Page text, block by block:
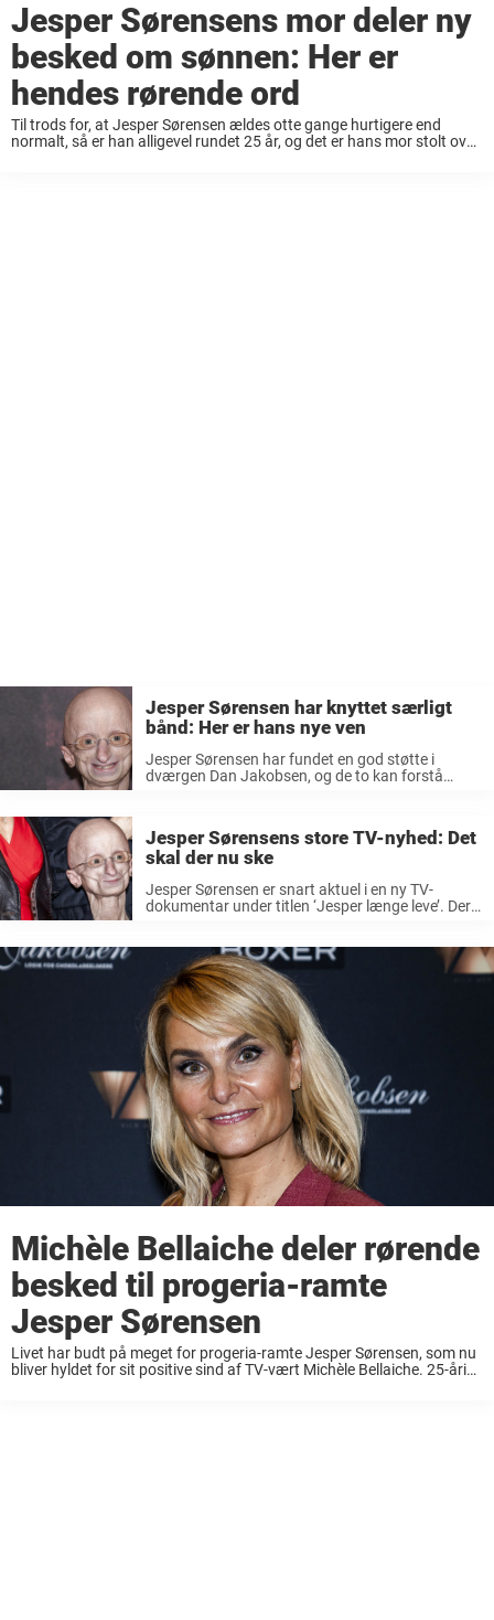
Jesper Sørensens mor deler ny
besked om sønnen: Her er
hendes rørende ord
Til trods for, at Jesper Sørensen ældes otte gange hurtigere end
normalt, så er han alligevel rundet 25 år, og det er hans mor stolt over.
Jesper Sørensen har knyttet særligt
bånd: Her er hans nye ven
Jesper Sørensen har fundet en god støtte i
dværgen Dan Jakobsen, og de to kan forstå
Jesper Sørensens store TV-nyhed: Det
skal der nu ske
Jesper Sørensen er snart aktuel i en ny TV-
dokumentar under titlen ‘Jesper længe leve’. Der
glæde sig ...
Michèle Bellaiche deler rørende
besked til progeria-ramte
Jesper Sørensen
Livet har budt på meget for progeria-ramte Jesper Sørensen, som nu
bliver hyldet for sit positive sind af TV-vært Michèle Bellaiche. 25-årige